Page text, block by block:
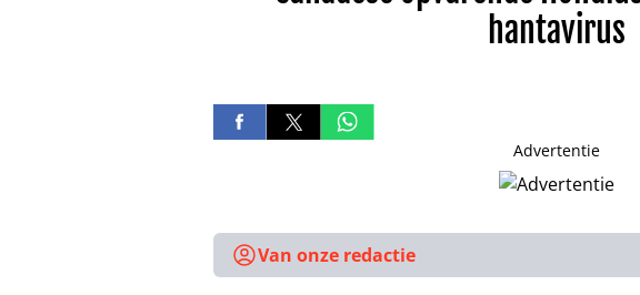
hantavirus
Advertentie
Van onze redactie